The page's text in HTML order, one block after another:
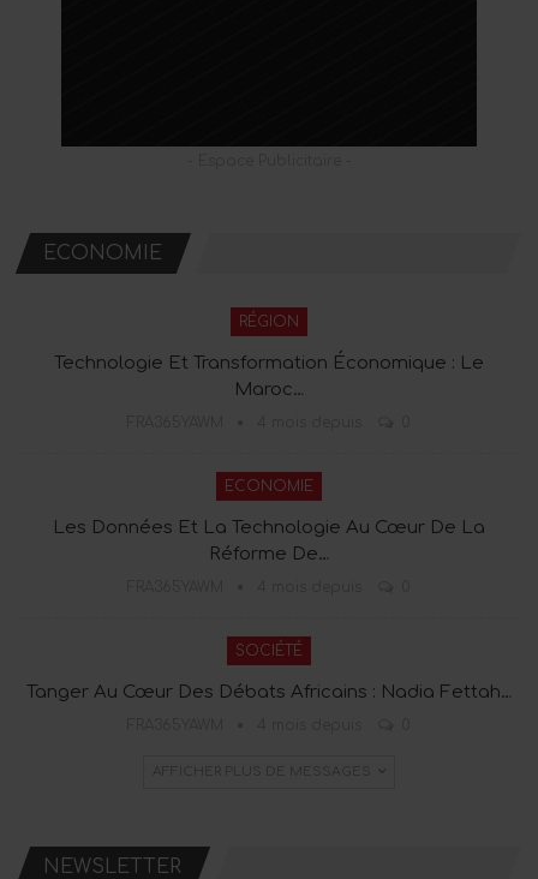
ECONOMIE
RÉGION
Technologie Et Transformation Économique : Le
Maroc…
ECONOMIE
Les Données Et La Technologie Au Cœur De La
Réforme De…
SOCIÉTÉ
Tanger Au Cœur Des Débats Africains : Nadia Fettah…
AFFICHER PLUS DE MESSAGES
NEWSLETTER